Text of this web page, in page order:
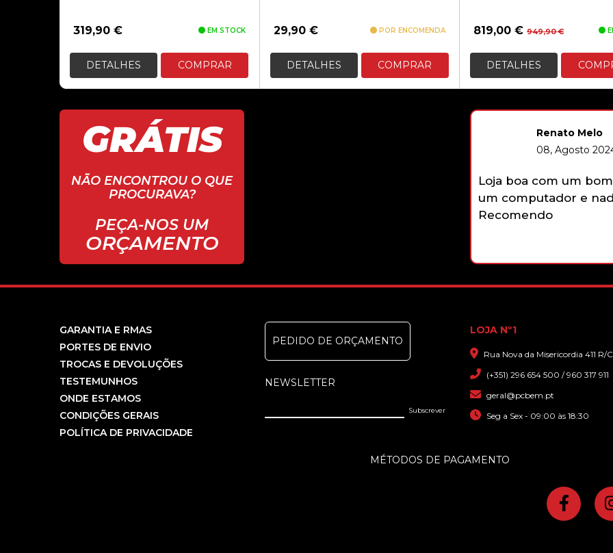
319,90 € EM STOCK
DETALHES COMPRAR
29,90 € POR ENCOMENDA
DETALHES COMPRAR
949,90€O
original
era:
819,00 €
O
atual
é:
DETALHES
GRÁTIS
NÃO ENCONTROU O QUE
PROCURAVA?
PEÇA-NOS UM
ORÇAMENTO
Renato Melo
08, Agosto
Loja boa com um
um computador e
Recomendo
GARANTIA E RMAS
PORTES DE ENVIO
TROCAS E DEVOLUÇÕES
TESTEMUNHOS
ONDE ESTAMOS
CONDIÇÕES GERAIS
POLÍTICA DE PRIVACIDADE
PEDIDO DE ORÇAMENTO
NEWSLETTER
LOJA Nº1
Rua Nova da Misericordia 411 R/
(+351) 296 654 500 / 960 317 911
geral@pcbem.pt
Seg a Sex - 09:00 às 18:30
MÉTODOS DE PAGAMENTO